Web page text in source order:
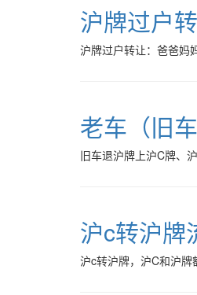
沪牌过户
沪牌过户转让：爸爸妈
老车（旧
旧车退沪牌上沪C牌、
沪c转沪牌
沪c转沪牌，沪C和沪